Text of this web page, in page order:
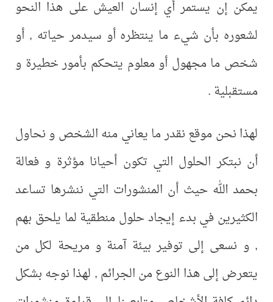
يستمر أي إنسان العيش على هذا النحو
بأن شيء ما ينتظره أو سيدمر حياته , أو
مجهول أو معلوم يتحكم بأمور خطيرة و
.
موقع نقدر ما يعاني منه الشخص و نحاول
الحلول التي تكون أحيانا مؤثرة و فعالة
حيث أن المنشورات التي ننشرها تساعد
في بدء إيجاد حلول منطقية لما يلحق بهم
إلى توفير بيئة آمنة و مريحة لكل من
هذا النوع من الجرائم , لهذا نوجه بشكل